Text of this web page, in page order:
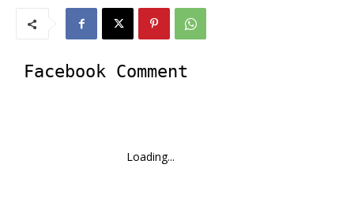
Facebook Comment
Loading...